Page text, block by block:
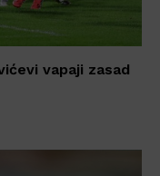
vapaji zasad